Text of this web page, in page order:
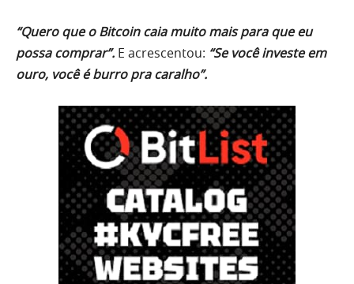
“Quero que o Bitcoin caia muito mais para que eu
possa comprar”. E acrescentou: “Se você investe em
ouro, você é burro pra caralho”.